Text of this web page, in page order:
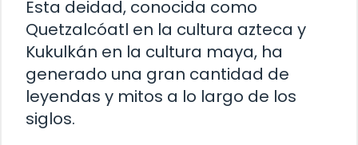
Esta deidad, conocida como
Quetzalcóatl en la cultura azteca y
Kukulkán en la cultura maya, ha
generado una gran cantidad de
leyendas y mitos a lo largo de los
siglos.